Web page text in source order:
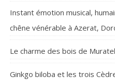
Instant émotion musical,
chêne vénérable à Azerat,
Le charme des bois de
Ginkgo biloba et les trois